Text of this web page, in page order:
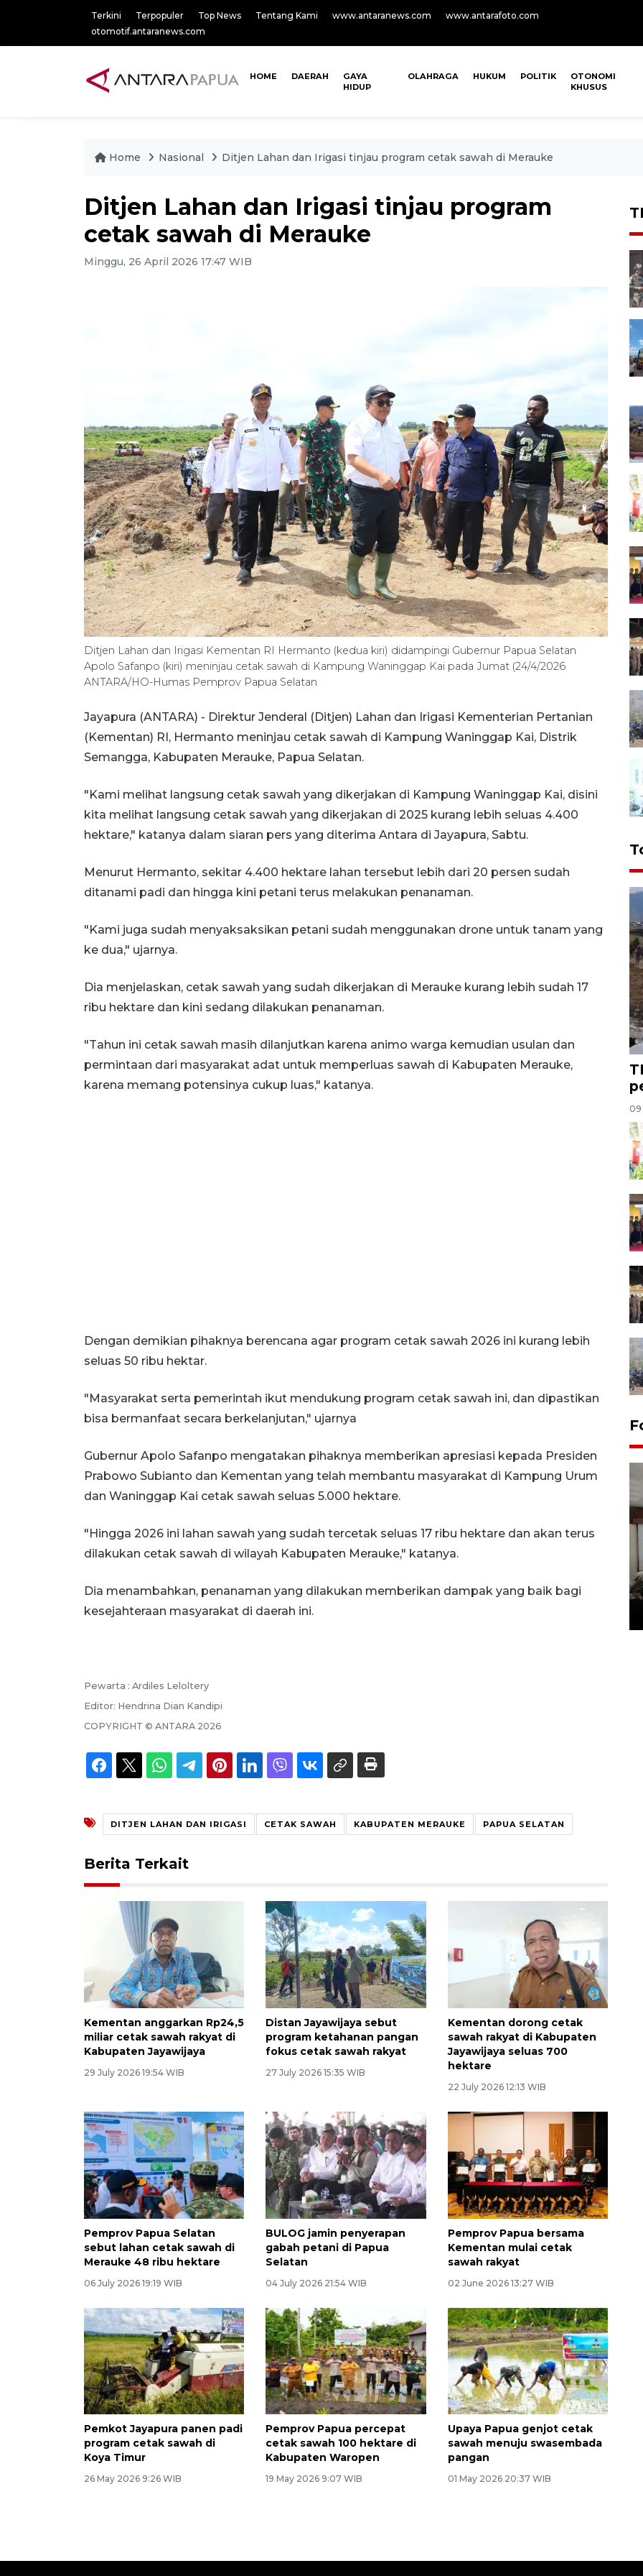
Terkini Terpopuler Top News Tentang Kami www.antaranews.com
www.antarafoto.com
otomotif.antaranews.com
HOME DAERAH
GAYA
HIDUP
OLAHRAGA HUKUM POLITIK
OTONOMI
KHUSUS
Home Nasional Ditjen Lahan dan Irigasi tinjau program cetak sawah di Merauke
Ditjen Lahan dan Irigasi tinjau program
cetak sawah di Merauke
Minggu, 26 April 2026 17:47 WIB
Ditjen Lahan dan Irigasi Kementan RI Hermanto (kedua kiri) didampingi Gubernur Papua Selatan
Apolo Safanpo (kiri) meninjau cetak sawah di Kampung Waninggap Kai pada Jumat (24/4/2026
ANTARA/HO-Humas Pemprov Papua Selatan
Jayapura (ANTARA) - Direktur Jenderal (Ditjen) Lahan dan Irigasi Kementerian Pertanian
(Kementan) RI, Hermanto meninjau cetak sawah di Kampung Waninggap Kai, Distrik
Semangga, Kabupaten Merauke, Papua Selatan.
"Kami melihat langsung cetak sawah yang dikerjakan di Kampung Waninggap Kai, disini
kita melihat langsung cetak sawah yang dikerjakan di 2025 kurang lebih seluas 4.400
hektare," katanya dalam siaran pers yang diterima Antara di Jayapura, Sabtu.
Menurut Hermanto, sekitar 4.400 hektare lahan tersebut lebih dari 20 persen sudah
ditanami padi dan hingga kini petani terus melakukan penanaman.
"Kami juga sudah menyaksaksikan petani sudah menggunakan drone untuk tanam yang
ke dua," ujarnya.
Dia menjelaskan, cetak sawah yang sudah dikerjakan di Merauke kurang lebih sudah 17
ribu hektare dan kini sedang dilakukan penanaman.
"Tahun ini cetak sawah masih dilanjutkan karena animo warga kemudian usulan dan
permintaan dari masyarakat adat untuk memperluas sawah di Kabupaten Merauke,
karena memang potensinya cukup luas," katanya.
Dengan demikian pihaknya berencana agar program cetak sawah 2026 ini kurang lebih
seluas 50 ribu hektar.
"Masyarakat serta pemerintah ikut mendukung program cetak sawah ini, dan dipastikan
bisa bermanfaat secara berkelanjutan," ujarnya
Gubernur Apolo Safanpo mengatakan pihaknya memberikan apresiasi kepada Presiden
Prabowo Subianto dan Kementan yang telah membantu masyarakat di Kampung Urum
dan Waninggap Kai cetak sawah seluas 5.000 hektare.
"Hingga 2026 ini lahan sawah yang sudah tercetak seluas 17 ribu hektare dan akan terus
dilakukan cetak sawah di wilayah Kabupaten Merauke," katanya.
Dia menambahkan, penanaman yang dilakukan memberikan dampak yang baik bagi
kesejahteraan masyarakat di daerah ini.
Pewarta : Ardiles Leloltery
Editor: Hendrina Dian Kandipi
COPYRIGHT © ANTARA 2026
DITJEN LAHAN DAN IRIGASI CETAK SAWAH KABUPATEN MERAUKE PAPUA SELATAN
Berita Terkait
Kementan anggarkan Rp24,5
miliar cetak sawah rakyat di
Kabupaten Jayawijaya
29 July 2026 19:54 WIB
Distan Jayawijaya sebut
program ketahanan pangan
fokus cetak sawah rakyat
27 July 2026 15:35 WIB
Kementan dorong cetak
sawah rakyat di Kabupaten
Jayawijaya seluas 700
hektare
22 July 2026 12:13 WIB
Pemprov Papua Selatan
sebut lahan cetak sawah di
Merauke 48 ribu hektare
06 July 2026 19:19 WIB
BULOG jamin penyerapan
gabah petani di Papua
Selatan
04 July 2026 21:54 WIB
Pemprov Papua bersama
Kementan mulai cetak
sawah rakyat
02 June 2026 13:27 WIB
Pemkot Jayapura panen padi
program cetak sawah di
Koya Timur
26 May 2026 9:26 WIB
Pemprov Papua percepat
cetak sawah 100 hektare di
Kabupaten Waropen
19 May 2026 9:07 WIB
Upaya Papua genjot cetak
sawah menuju swasembada
pangan
01 May 2026 20:37 WIB
09
Antara Biro Papua
Pendam XVII/Cenderawasih